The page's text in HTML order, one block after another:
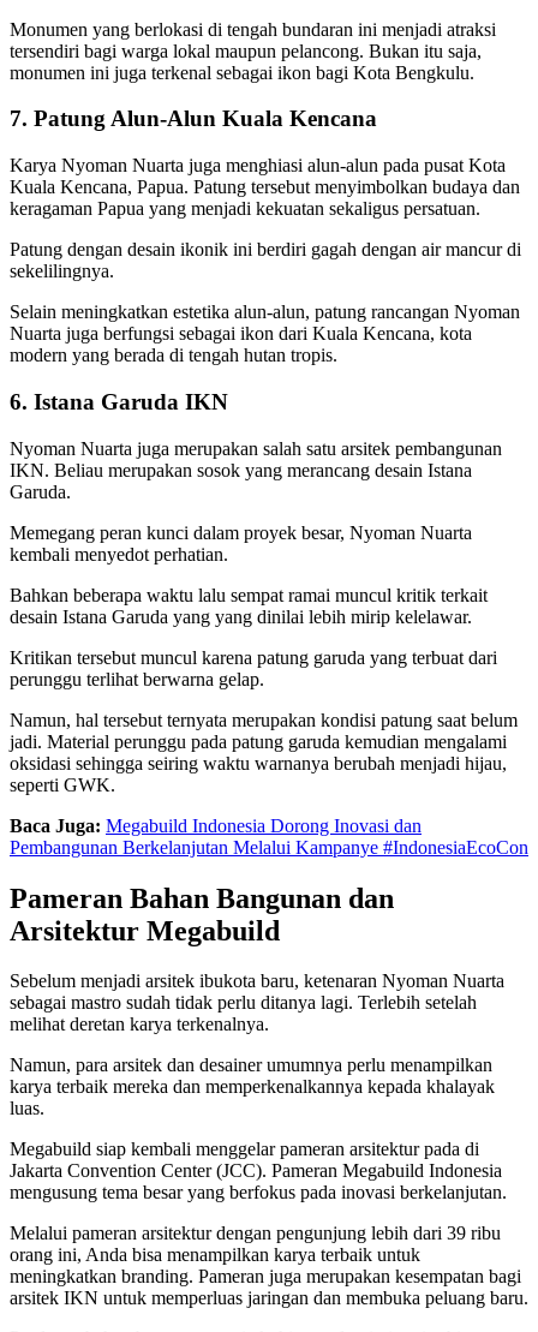
Monumen yang berlokasi di tengah bundaran ini menjadi atraksi
tersendiri bagi warga lokal maupun pelancong. Bukan itu saja,
monumen ini juga terkenal sebagai ikon bagi Kota Bengkulu.
7. Patung Alun-Alun Kuala Kencana
Karya Nyoman Nuarta juga menghiasi alun-alun pada pusat Kota
Kuala Kencana, Papua. Patung tersebut menyimbolkan budaya dan
keragaman Papua yang menjadi kekuatan sekaligus persatuan.
Patung dengan desain ikonik ini berdiri gagah dengan air mancur di
sekelilingnya.
Selain meningkatkan estetika alun-alun, patung rancangan Nyoman
Nuarta juga berfungsi sebagai ikon dari Kuala Kencana, kota
modern yang berada di tengah hutan tropis.
6. Istana Garuda IKN
Nyoman Nuarta juga merupakan salah satu arsitek pembangunan
IKN. Beliau merupakan sosok yang merancang desain Istana
Garuda.
Memegang peran kunci dalam proyek besar, Nyoman Nuarta
kembali menyedot perhatian.
Bahkan beberapa waktu lalu sempat ramai muncul kritik terkait
desain Istana Garuda yang yang dinilai lebih mirip kelelawar.
Kritikan tersebut muncul karena patung garuda yang terbuat dari
perunggu terlihat berwarna gelap.
Namun, hal tersebut ternyata merupakan kondisi patung saat belum
jadi. Material perunggu pada patung garuda kemudian mengalami
oksidasi sehingga seiring waktu warnanya berubah menjadi hijau,
seperti GWK.
Baca Juga: Megabuild Indonesia Dorong Inovasi dan
Pembangunan Berkelanjutan Melalui Kampanye #IndonesiaEcoCon
Pameran Bahan Bangunan dan
Arsitektur Megabuild
Sebelum menjadi arsitek ibukota baru, ketenaran Nyoman Nuarta
sebagai mastro sudah tidak perlu ditanya lagi. Terlebih setelah
melihat deretan karya terkenalnya.
Namun, para arsitek dan desainer umumnya perlu menampilkan
karya terbaik mereka dan memperkenalkannya kepada khalayak
luas.
Megabuild siap kembali menggelar pameran arsitektur pada di
Jakarta Convention Center (JCC). Pameran Megabuild Indonesia
mengusung tema besar yang berfokus pada inovasi berkelanjutan.
Melalui pameran arsitektur dengan pengunjung lebih dari 39 ribu
orang ini, Anda bisa menampilkan karya terbaik untuk
meningkatkan branding. Pameran juga merupakan kesempatan bagi
arsitek IKN untuk memperluas jaringan dan membuka peluang baru.